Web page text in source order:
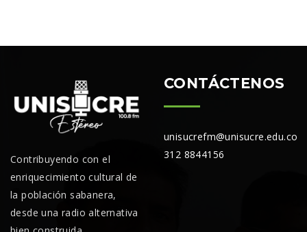
Contribuyendo con el
enriquecimiento cultural de
la población sabanera,
desde una radio alternativa
CONTÁCTENOS
unisucrefm@unisucre.edu.co
312 8844156